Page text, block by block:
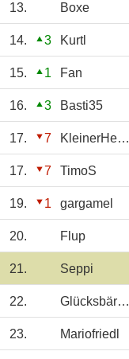
13. Boxe
14. 3 Kurtl
15. 1 Fan
16. 3 Basti35
17. 7 KleinerHecht
17. 7 TimoS
19. 1 gargamel
20. Flup
21. Seppi
22. Glücksbärchen
23. Mariofriedl